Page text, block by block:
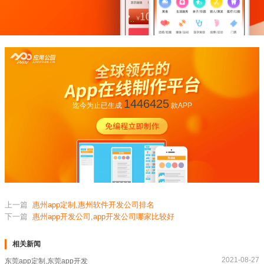
迄今为止已生成 1446425款APP
上一篇 惠州app定制,惠州软件开发公司排名
下一篇 惠州app开发公司,app开发公司哪家比较好
相关新闻
东莞app定制,东莞app开发 2021-08-27